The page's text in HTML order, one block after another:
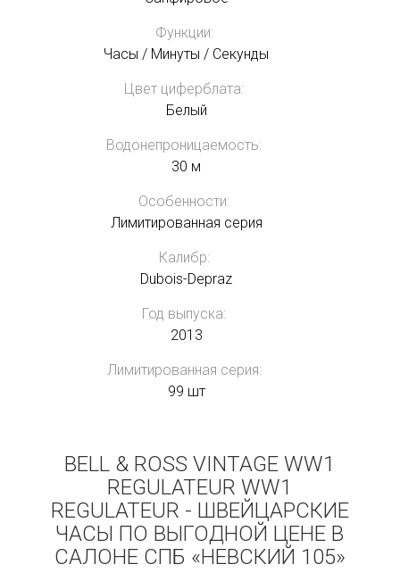
Функции:
Часы / Минуты / Секунды
Цвет циферблата:
Белый
Водонепроницаемость:
30 м
Особенности:
Лимитированная серия
Калибр:
Dubois-Depraz
Год выпуска:
2013
Лимитированная серия:
99 шт
BELL & ROSS VINTAGE WW1
REGULATEUR WW1
REGULATEUR - ШВЕЙЦАРСКИЕ
ЧАСЫ ПО ВЫГОДНОЙ ЦЕНЕ В
САЛОНЕ СПБ «НЕВСКИЙ 105»